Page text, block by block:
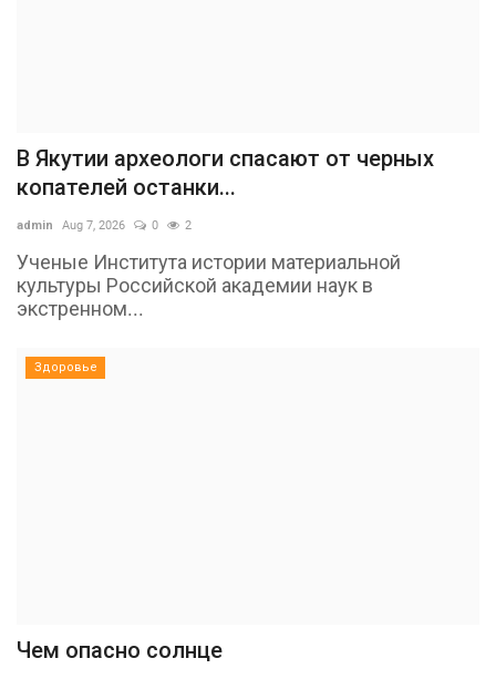
В Якутии археологи спасают от черных
копателей останки...
admin Aug 7, 2026 0 2
Ученые Института истории материальной
культуры Российской академии наук в
экстренном...
Здоровье
Чем опасно солнце